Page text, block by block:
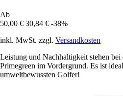
Ab
50,00 € 30,84 € -38%
inkl. MwSt. zzgl. Versandkosten
Leistung und Nachhaltigkeit stehen
Primegreen im Vordergrund. Es ist
umweltbewussten Golfer!